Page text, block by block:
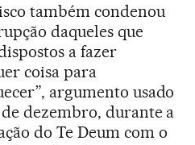
também condenou
daqueles que
a fazer
coisa para
argumento usado
de dezembro, durante a
do Te Deum com o